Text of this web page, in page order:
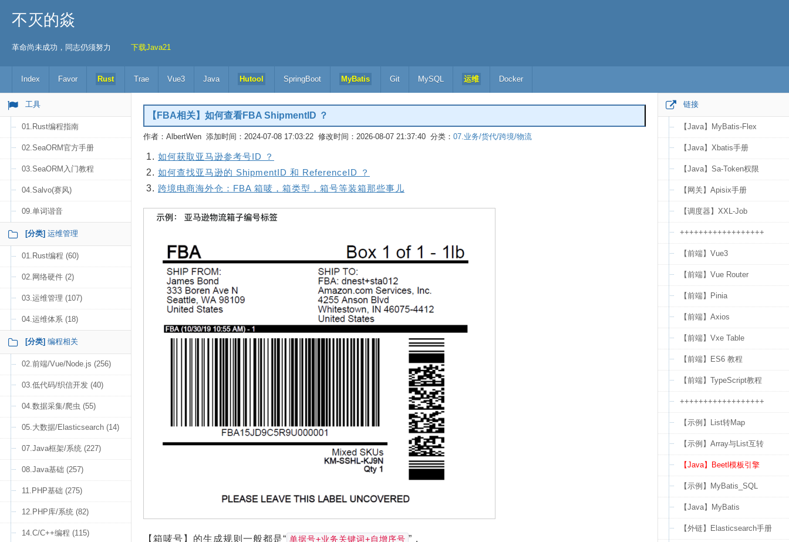
不灭的焱
革命尚未成功，同志仍须努力 下载Java21
Index Favor Rust Trae Vue3 Java Hutool SpringBoot MyBatis Git MySQL 运维 Docker
工具
01.Rust编程指南
02.SeaORM官方手册
03.SeaORM入门教程
04.Salvo(赛风)
09.单词谐音
[分类] 运维管理
01.Rust编程 (60)
02.网络硬件 (2)
03.运维管理 (107)
04.运维体系 (18)
[分类] 编程相关
02.前端/Vue/Node.js (256)
03.低代码/织信开发 (40)
04.数据采集/爬虫 (55)
05.大数据/Elasticsearch (14)
07.Java框架/系统 (227)
08.Java基础 (257)
11.PHP基础 (275)
12.PHP库/系统 (82)
14.C/C++编程 (115)
【FBA相关】如何查看FBA ShipmentID ？
作者：AlbertWen 添加时间：2024-07-08 17:03:22 修改时间：2026-08-07 21:37:40 分类： 07.业务/货代/跨境/物流
如何获取亚马逊参考号ID ？
如何查找亚马逊的 ShipmentID 和 ReferenceID ？
跨境电商海外仓：FBA 箱唛，箱类型，箱号等装箱那些事儿
【箱唛号】的生成规则一般都是“ 单据号+业务关键词+自增序号 ”，
链接
【Java】MyBatis-Flex
【Java】Xbatis手册
【Java】Sa-Token权限
【网关】Apisix手册
【调度器】XXL-Job
++++++++++++++++++
【前端】Vue3
【前端】Vue Router
【前端】Pinia
【前端】Axios
【前端】Vxe Table
【前端】ES6 教程
【前端】TypeScript教程
++++++++++++++++++
【示例】List转Map
【示例】Array与List互转
【Java】Beetl模板引擎
【示例】MyBatis_SQL
【Java】MyBatis
【外链】Elasticsearch手册